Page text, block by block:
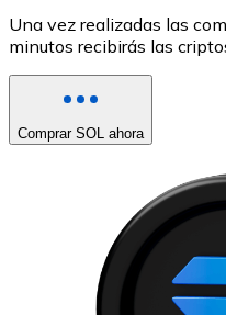
Una vez realizadas las
minutos recibirás las
Comprar SOL ahora